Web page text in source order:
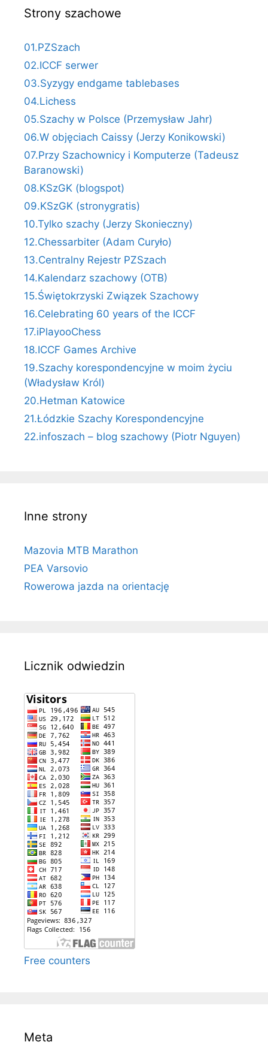
Strony szachowe
01.PZSzach
02.ICCF serwer
03.Syzygy endgame tablebases
04.Lichess
05.Szachy w Polsce (Przemysław Jahr)
06.W objęciach Caissy (Jerzy Konikowski)
07.Przy Szachownicy i Komputerze (Tadeusz
Baranowski)
08.KSzGK (blogspot)
09.KSzGK (stronygratis)
10.Tylko szachy (Jerzy Skonieczny)
12.Chessarbiter (Adam Curyło)
13.Centralny Rejestr PZSzach
14.Kalendarz szachowy (OTB)
15.Świętokrzyski Związek Szachowy
16.Celebrating 60 years of the ICCF
17.iPlayooChess
18.ICCF Games Archive
19.Szachy korespondencyjne w moim życiu
(Władysław Król)
20.Hetman Katowice
21.Łódzkie Szachy Korespondencyjne
22.infoszach – blog szachowy (Piotr Nguyen)
Inne strony
Mazovia MTB Marathon
PEA Varsovio
Rowerowa jazda na orientację
Licznik odwiedzin
Free counters
Meta